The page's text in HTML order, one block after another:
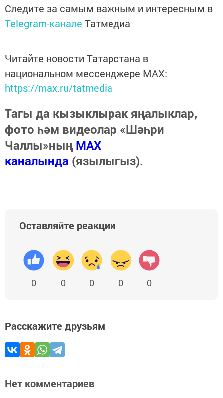
Следите за самым важным и интересным в
Telegram-канале Татмедиа
Читайте новости Татарстана в
национальном мессенджере MАХ:
https://max.ru/tatmedia
Тагы да кызыклырак яңалыклар,
фото һәм видеолар «Шәһри
Чаллы»ныңMAX
каналында (язылыгыз).
Оставляйте реакции
0 0 0 0 0
Расскажите друзьям
Нет комментариев